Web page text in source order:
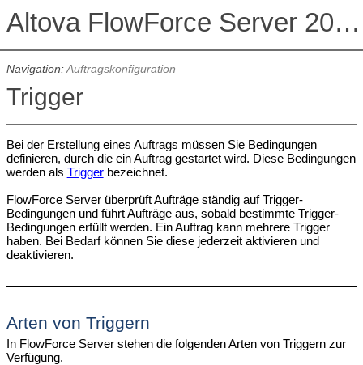
Altova FlowForce Server 2026 Advanced Edition
Navigation:Auftragskonfiguration
Trigger
Bei der Erstellung eines Auftrags müssen Sie Bedingungen
definieren, durch die ein Auftrag gestartet wird. Diese Bedingungen
werden als Triggerbezeichnet.
FlowForce Server überprüft Aufträge ständig auf Trigger-
Bedingungen und führt Aufträge aus, sobald bestimmte Trigger-
Bedingungen erfüllt werden. Ein Auftrag kann mehrere Trigger
haben. Bei Bedarf können Sie diese jederzeit aktivieren und
deaktivieren.
Arten von Triggern
In FlowForce Server stehen die folgenden Arten von Triggern zur
Verfügung.